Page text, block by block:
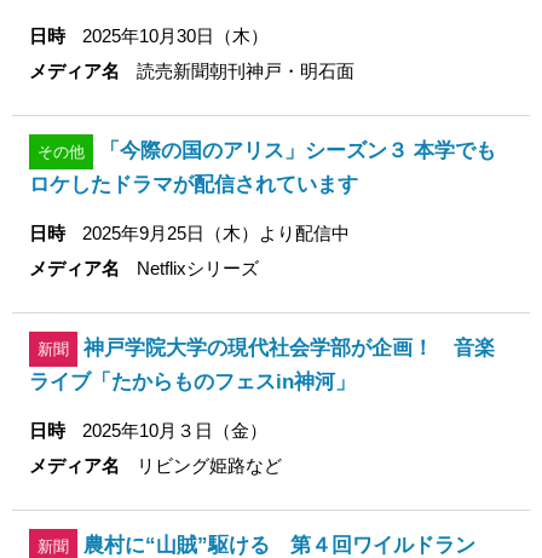
日時
2025年10月30日（木）
メディア名
読売新聞朝刊神戸・明石面
その他
「今際の国のアリス」シーズン３ 本学でも
ロケしたドラマが配信されています
日時
2025年9月25日（木）より配信中
メディア名
Netflixシリーズ
新聞
神戸学院大学の現代社会学部が企画！ 音楽
ライブ「たからものフェスin神河」
日時
2025年10月３日（金）
メディア名
リビング姫路など
新聞
農村に“山賊”駆ける 第４回ワイルドラン